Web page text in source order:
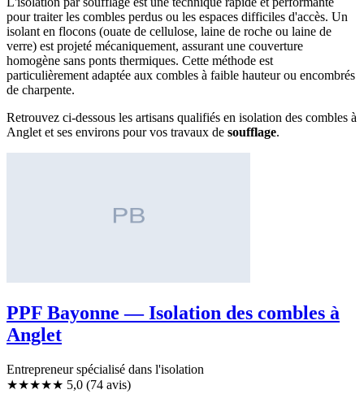
pour traiter les combles perdus ou les espaces difficiles d'accès. Un
isolant en flocons (ouate de cellulose, laine de roche ou laine de
verre) est projeté mécaniquement, assurant une couverture
homogène sans ponts thermiques. Cette méthode est
particulièrement adaptée aux combles à faible hauteur ou encombrés
de charpente.
Retrouvez ci-dessous les artisans qualifiés en isolation des combles à
Anglet et ses environs pour vos travaux de soufflage.
PPF Bayonne — Isolation des combles à
Anglet
Entrepreneur spécialisé dans l'isolation
★★★★★ 5,0 (74 avis)